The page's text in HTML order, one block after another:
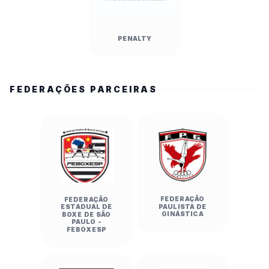
Paulo/Capital) 24 x 19 Colégio Braga Mello
Handebol Feminino — Etapa I:
EE Clarice De Magalhães De Castro (São
Handebol Feminino — Etapa II:
Colégio Amorim Santa Teresa (São
Paulo/Capital) 19 x 15 Colégio Ábaco (São
Bernardo do Campo)
EMEF Profa. Maria Aparecida Araújo (Guarujá)
23 x 8 Emeb Gilberta Vilela Rosa (Restinga)
VOLEIBOL (Ginásio Rodrigão e Ginásio Aloha)
PENALTY
FEDERAÇÕES PARCEIRAS
FEDERAÇÃO
ESTADUAL DE
BOXE DE SÃO
PAULO -
FEBOXESP
FEDERAÇÃO
PAULISTA DE
GINÁSTICA